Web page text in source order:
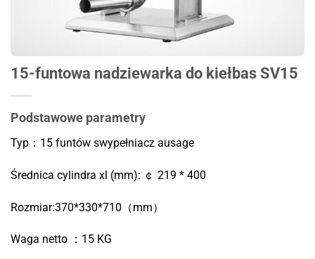
15-funtowa nadziewarka do kiełbas SV15
Podstawowe parametry
Typ：15 funtów swypełniacz ausage
Średnica cylindra xl (mm): ￠ 219 * 400
Rozmiar:370*330*710（mm）
Waga netto ：15 KG